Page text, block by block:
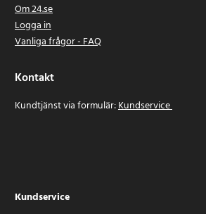
Om 24.se
Logga in
Vanliga frågor - FAQ
Kontakt
Kundtjänst via formulär:Kundservice
Kundservice